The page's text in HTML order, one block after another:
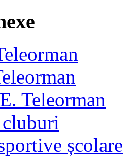
Teleorman
cluburi
școlare